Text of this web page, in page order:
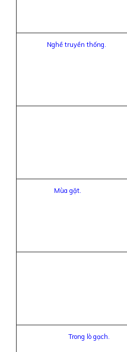
Nghề truyền
Mùa gặt.
Trong lò